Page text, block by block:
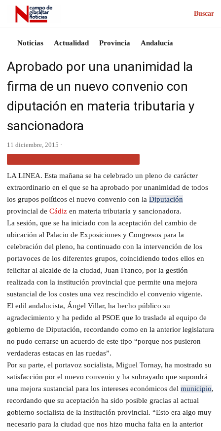
Buscar
Noticias Actualidad Provincia Andalucía
Aprobado por una unanimidad la
firma de un nuevo convenio con
diputación en materia tributaria y
sancionadora
11 diciembre, 2015 ·
LA LINEA. Esta mañana se ha celebrado un pleno de carácter
extraordinario en el que se ha aprobado por unanimidad de todos
los grupos políticos el nuevo convenio con la Diputación
provincial de Cádiz en materia tributaria y sancionadora.
La sesión, que se ha iniciado con la aceptación del cambio de
ubicación al Palacio de Exposiciones y Congresos para la
celebración del pleno, ha continuado con la intervención de los
portavoces de los diferentes grupos, coincidiendo todos ellos en
felicitar al alcalde de la ciudad, Juan Franco, por la gestión
realizada con la institución provincial que permite una mejora
sustancial de los costes una vez rescindido el convenio vigente.
El edil andalucista, Ángel Villar, ha hecho público su
agradecimiento y ha pedido al PSOE que lo traslade al equipo de
gobierno de Diputación, recordando como en la anterior legislatura
no pudo cerrarse un acuerdo de este tipo “porque nos pusieron
verdaderas estacas en las ruedas”.
Por su parte, el portavoz socialista, Miguel Tornay, ha mostrado su
satisfacción por el nuevo convenio y ha subrayado que supondrá
una mejora sustancial para los intereses económicos del municipio,
recordando que su aceptación ha sido posible gracias al actual
gobierno socialista de la institución provincial. “Esto era algo muy
necesario para la ciudad que nos hizo mucha falta en la anterior